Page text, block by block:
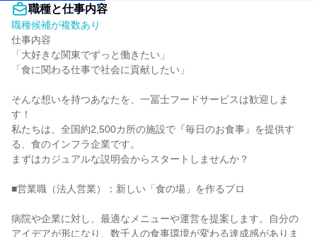
職種と仕事内容
職種候補が複数あり
仕事内容
「大好きな関東でずっと働きたい」
「食に関わる仕事で社会に貢献したい」
そんな想いを持つあなたを、一冨士フードサービスは歓迎しま
す！
私たちは、全国約2,500カ所の施設で『毎日のお食事』を提供す
る、食のインフラ企業です。
まずはカジュアルな説明会からスタートしませんか？
■営業職（法人営業）：新しい「食の場」を作るプロ
病院や企業に対し、最適なメニューや運営を提案します。自分の
アイデアが形になり、数千人の食事環境が変わる達成感がありま